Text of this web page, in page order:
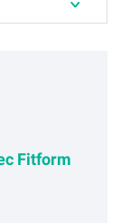
Fitform